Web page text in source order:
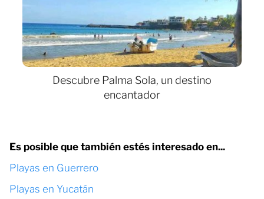
Descubre Palma Sola, un destino
encantador
Es posible que también estés interesado en...
Playas en Guerrero
Playas en Yucatán